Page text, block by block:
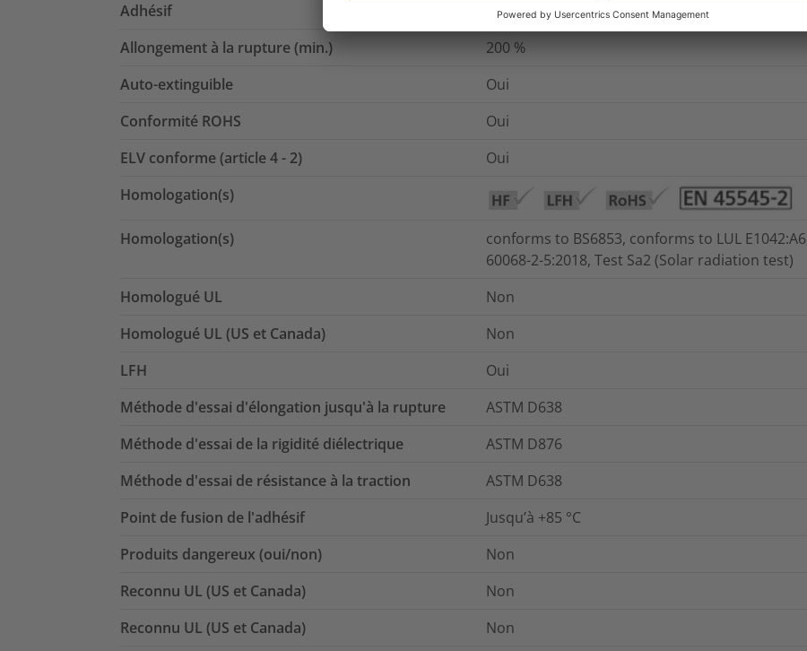
Adhésif
Adhésif thermofusible
Allongement à la rupture (min.)
200 %
Auto-extinguible
Oui
Conformité ROHS
Oui
ELV conforme (article 4 - 2)
Oui
Homologation(s)
Homologation(s)
conforms to BS6853, conforms to LUL
60068-2-5:2018, Test Sa2 (Solar radiation test)
Homologué UL
Non
Homologué UL (US et Canada)
Non
LFH
Oui
Méthode d'essai d'élongation jusqu'à la rupture
ASTM D638
Méthode d'essai de la rigidité diélectrique
ASTM D876
Méthode d'essai de résistance à la traction
ASTM D638
Point de fusion de l'adhésif
Jusqu’à +85 °C
Produits dangereux (oui/non)
Non
Reconnu UL (US et Canada)
Non
Reconnu UL (US et Canada)
Non